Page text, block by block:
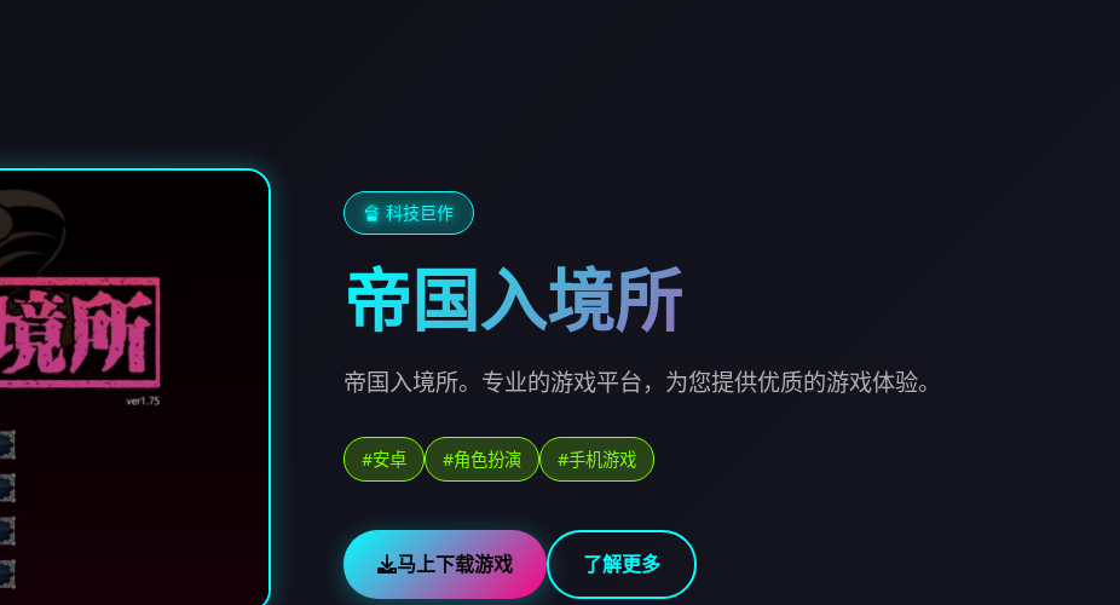
🔏 科技巨作
帝国入境所
帝国入境所。专业的游戏平台，为您提供优质的游戏体验。
#安卓 #角色扮演 #手机游戏
马上下载游戏 了解更多